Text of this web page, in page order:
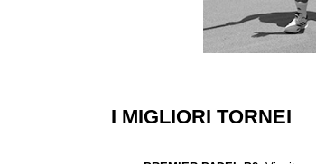
I MIGLIORI TORNEI